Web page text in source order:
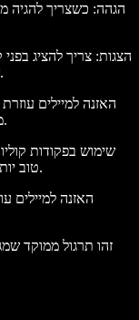
הגהה: כשצריך להגיה
הצגות: צריך להציג
שליטה וביטחון בחומר ומבטיחה הצגה טובה יותר.
האזנה למיילים
מסייעת לזהות את הטון של המייל ולענות בהתאם.
שימוש בפקודות
טוב יותר עם עמיתים ולקוחות ולעודד תקשורת איכותית.
האזנה
זהו תרגול ממוקד